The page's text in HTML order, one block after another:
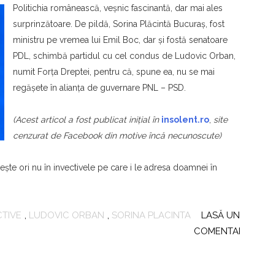
Politichia românească, veşnic fascinantă, dar mai ales
surprinzătoare. De pildă, Sorina Plăcintă Bucuraș, fost
ministru pe vremea lui Emil Boc, dar şi fostă senatoare
PDL, schimbă partidul cu cel condus de Ludovic Orban,
numit Forța Dreptei, pentru că, spune ea, nu se mai
regăşete în alianța de guvernare PNL – PSD.
(Acest articol a fost publicat iniţial în insolent.ro site
cenzurat de Facebook din motive încă necunoscute)
ori nu în invectivele pe care i le adresa doamnei în
, LUDOVIC ORBAN , SORINA PLACINTA
LASĂ UN
COMENTARIU